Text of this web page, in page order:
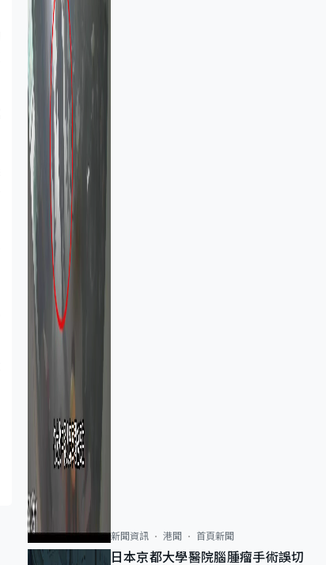
新聞資訊 港聞 首頁新聞
日本京都大學醫院腦腫瘤手術誤切